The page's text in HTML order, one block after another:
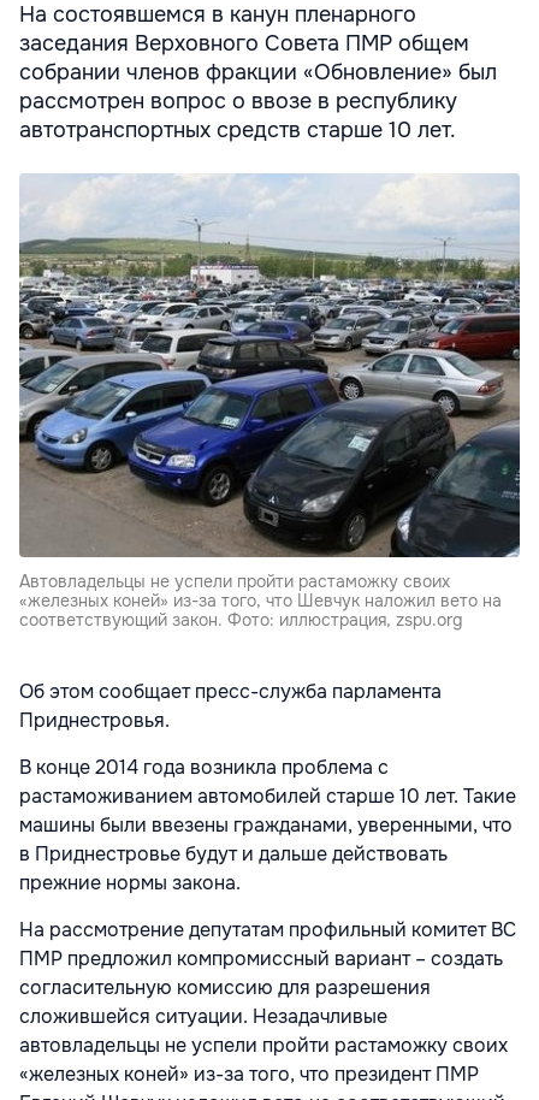
На состоявшемся в канун пленарного
заседания Верховного Совета ПМР общем
собрании членов фракции «Обновление» был
рассмотрен вопрос о ввозе в республику
автотранспортных средств старше 10 лет.
Автовладельцы не успели пройти растаможку своих
«железных коней» из-за того, что Шевчук наложил вето на
соответствующий закон. Фото: иллюстрация, zspu.org
Об этом сообщает пресс-служба парламента
Приднестровья.
В конце 2014 года возникла проблема с
растаможиванием автомобилей старше 10 лет. Такие
машины были ввезены гражданами, уверенными, что
в Приднестровье будут и дальше действовать
прежние нормы закона.
На рассмотрение депутатам профильный комитет ВС
ПМР предложил компромиссный вариант – создать
согласительную комиссию для разрешения
сложившейся ситуации. Незадачливые
автовладельцы не успели пройти растаможку своих
«железных коней» из-за того, что президент ПМР